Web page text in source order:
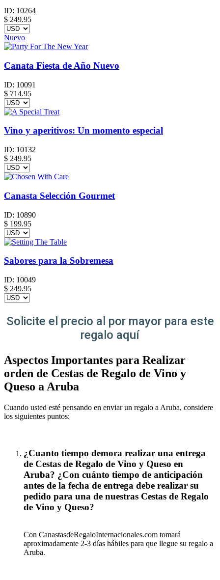
ID: 10264
$ 249.95
Nuevo
Canata Fiesta de Año Nuevo
ID: 10091
$ 714.95
Vino y aperitivos: Un momento especial
ID: 10132
$ 249.95
Canasta Selección Gourmet
ID: 10890
$ 199.95
Sabores para la Sobremesa
ID: 10049
$ 249.95
Solicite el precio al por mayor para este
regalo aquí
Aspectos Importantes para Realizar
orden de Cestas de Regalo de Vino y
Queso a Aruba
Cuando usted esté pensando en enviar un regalo a Aruba, considere
los siguientes puntos:
¿Cuanto tiempo demora realizar una entrega
de Cestas de Regalo de Vino y Queso en
Aruba? ¿Con cuánto tiempo de anticipación
antes de la fecha de entrega debe realizar su
pedido para una de nuestras Cestas de Regalo
de Vino y Queso?
Con CanastasdeRegaloInternacionales.com tomará
aproximadamente 2-3 días hábiles para que llegue su regalo a
Aruba.